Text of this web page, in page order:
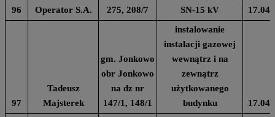
96
Operator S.A.
275, 208/7
SN-15 kV
97
Tadeusz
Majsterek
gm. Jonkowo
obr Jonkowo
na dz nr
147/1, 148/1
instalowanie
instalacji gazowej
wewnątrz i na
zewnątrz
użytkowanego
budynku